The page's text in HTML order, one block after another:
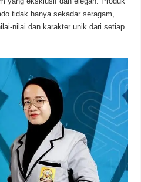
tidak hanya sekadar seragam,
nilai dan karakter unik dari setiap